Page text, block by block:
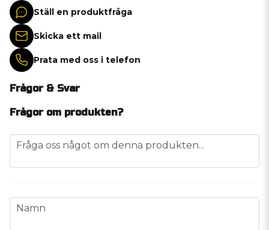
Ställ en produktfråga
Skicka ett mail
Prata med oss i telefon
Frågor & Svar
Frågor om produkten?
question
Fråga oss något om denna produkten...
name
Namn